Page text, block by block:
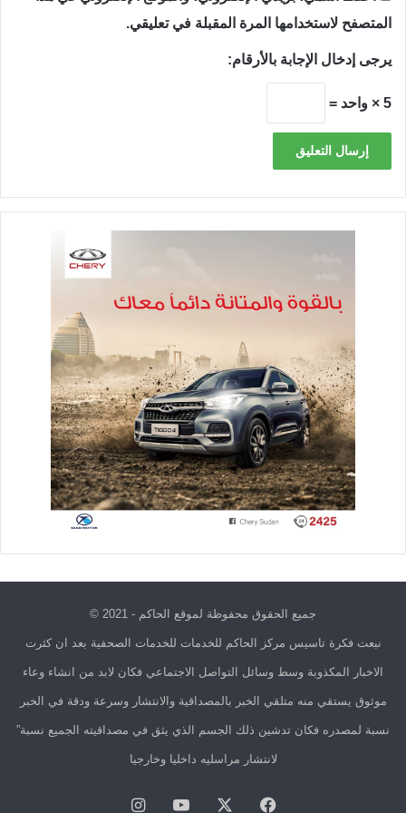
المتصفح لاستخدامها المرة المقبلة في تعليقي.
يرجى إدخال الإجابة بالأرقام:
5 × واحد =
جميع الحقوق محفوظة لموقع الحاكم - 2021 ©
نبعت فكرة تاسيس مركز الحاكم للخدمات للخدمات الصحفية بعد ان كثرت
الاخبار المكذوبة وسط وسائل التواصل الاجتماعي فكان لابد من انشاء وعاء
موثوق يستقي منه متلقي الخبر بالمصداقية والانتشار وسرعة ودقة في الخبر
نسبة لمصدره فكان تدشين ذلك الجسم الذي يثق في مصداقيته الجميع نسبة”
لانتشار مراسليه داخليا وخارجيا
فيسبوك يوتيوبانستقرام